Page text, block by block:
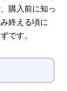
購入前に知っ
終える頃に
です。